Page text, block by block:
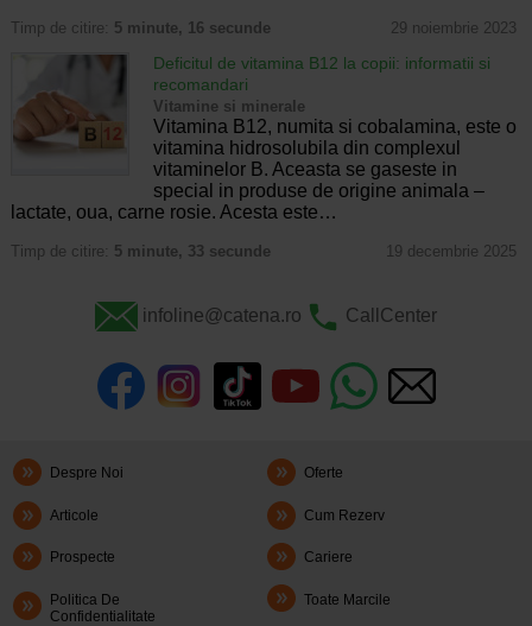
Timp de citire: 5 minute, 16 secunde 29 noiembrie 2023
Deficitul de vitamina B12 la copii: informatii si
recomandari
Vitamine si minerale
Vitamina B12, numita si cobalamina, este o
vitamina hidrosolubila din complexul
vitaminelor B. Aceasta se gaseste in
special in produse de origine animala –
lactate, oua, carne rosie. Acesta este…
Timp de citire: 5 minute, 33 secunde 19 decembrie 2025
infoline@catena.ro CallCenter
Despre Noi Oferte
Articole Cum Rezerv
Prospecte Cariere
Politica De
Confidentialitate
Toate Marcile